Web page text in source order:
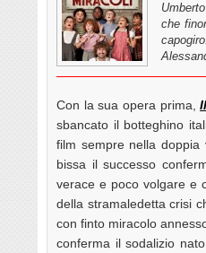
che
Con la sua opera prima,
sbancato il botteghino
film sempre nella doppia
bissa il successo
verace e poco volgare e
della stramaledetta crisi
con finto miracolo
conferma il sodalizio